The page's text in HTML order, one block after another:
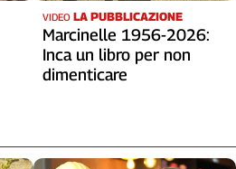
VIDEO LA PUBBLICAZIONE
Marcinelle 1956-2026:
Inca un libro per non
dimenticare